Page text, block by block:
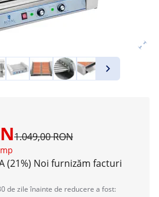
1.049,00 RON
(21%) Noi furnizăm facturi
de zile înainte de reducere a fost: